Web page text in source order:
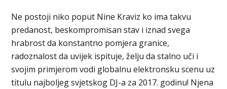
Ne postoji niko poput Nine Kraviz ko ima takvu
predanost, beskompromisan stav i iznad svega
hrabrost da konstantno pomjera granice,
radoznalost da uvijek ispituje, želju da stalno uči i
svojim primjerom vodi globalnu elektronsku scenu uz
titulu najboljeg svjetskog DJ-a za 2017. godinu! Njena